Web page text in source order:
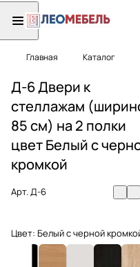
Главная Каталог
Д-6 Двери к
стеллажам
85 см) на 2 полки
цвет Белый с
кромкой
Арт.Д-6
Цвет: Белый с черной